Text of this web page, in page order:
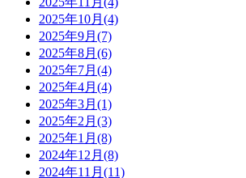
2025年10月(4)
2025年9月(7)
2025年8月(6)
2025年7月(4)
2025年4月(4)
2025年3月(1)
2025年2月(3)
2025年1月(8)
2024年12月(8)
2024年11月(11)